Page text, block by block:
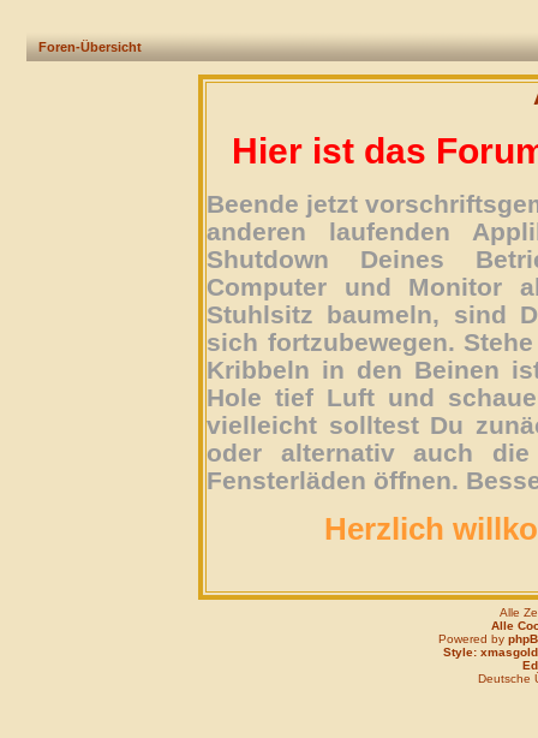
Foren-Übersicht
Hier ist das
Beende jetzt
anderen laufenden
Shutdown Deines
Computer und Monitor
Stuhlsitz baumeln, sind
sich fortzubewegen.
Kribbeln in den Beinen
Hole tief Luft und
vielleicht solltest Du
oder alternativ auch
Fensterläden öffnen.
Herzlich
Alle
Alle
Powered by
Style: xmasgold
Deutsche